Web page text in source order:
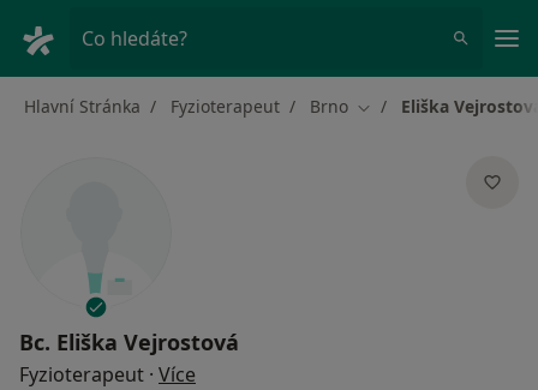
Co hledáte?
Hlavní Stránka Fyzioterapeut Brno Změna města
Eliška
Bc. Eliška Vejrostová
Fyzioterapeut · Více